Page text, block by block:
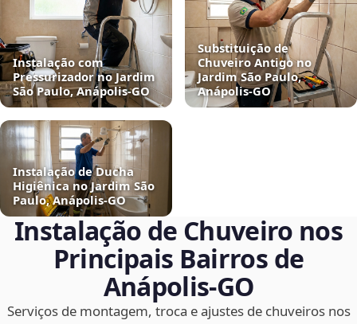
Instalação com
Pressurizador no Jardim
São Paulo, Anápolis‑GO
Substituição de
Chuveiro Antigo no
Jardim São Paulo,
Anápolis‑GO
Instalação de Ducha
Higiênica no Jardim São
Paulo, Anápolis‑GO
Instalação de Chuveiro nos
Principais Bairros de
Anápolis‑GO
Serviços de montagem, troca e ajustes de chuveiros nos